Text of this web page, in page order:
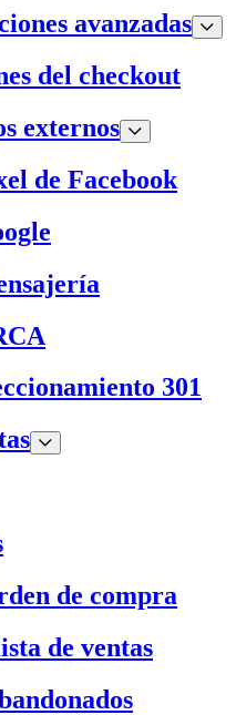
avanzadas
del checkout
externos
de Facebook
301
de compra
de ventas